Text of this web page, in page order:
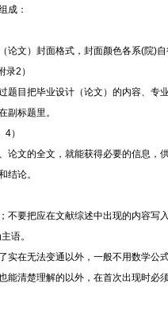
成：
论文）封面格式，封面颜色各系(院)
2）
题目把毕业设计（论文）的内容、
副标题里。
4）
论文的全文，就能获得必要的信息
结论。
不要把应在文献综述中出现的内容写
语。
实在无法变通以外，一般不用数学公
能清楚理解的以外，在首次出现时